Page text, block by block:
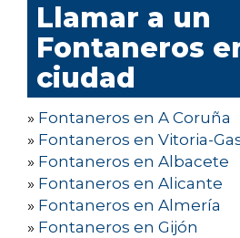
Llamar a un
Fontaneros
ciudad
» Fontaneros en A Coruña
» Fontaneros en Vitoria-
» Fontaneros en Albacete
» Fontaneros en Alicante
» Fontaneros en Almería
» Fontaneros en Gijón